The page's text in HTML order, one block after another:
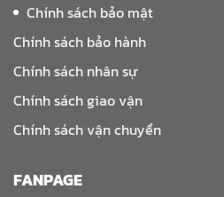
Chính sách bảo mật
Chính sách bảo hành
Chính sách nhân sự
Chính sách giao vận
Chính sách vận chuyển
FANPAGE